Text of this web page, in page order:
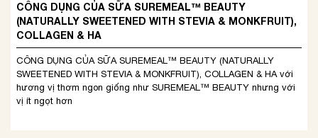
CÔNG DỤNG CỦA SỮA SUREMEAL™ BEAUTY
(NATURALLY SWEETENED WITH STEVIA & MONKFRUIT),
COLLAGEN & HA
CÔNG DỤNG CỦA SỮA SUREMEAL™ BEAUTY (NATURALLY
SWEETENED WITH STEVIA & MONKFRUIT), COLLAGEN & HA với
hương vị thơm ngon giống như SUREMEAL™ BEAUTY nhưng với
vị ít ngọt hơn